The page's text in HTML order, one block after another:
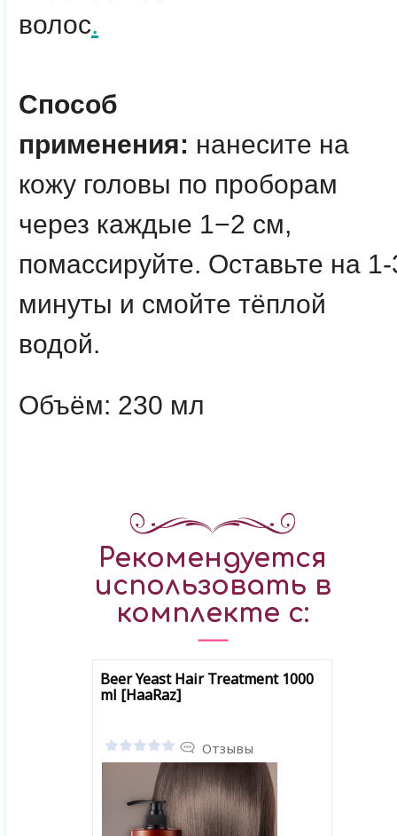
волос.
Способ
применения: нанесите на
кожу головы по проборам
через каждые 1−2 см,
помассируйте. Оставьте на
минуты и смойте тёплой
водой.
Объём: 230 мл
Рекомендуется
использовать в
комплекте с:
Beer Yeast Hair Treatment 1000
ml [HaaRaz]
Отзывы